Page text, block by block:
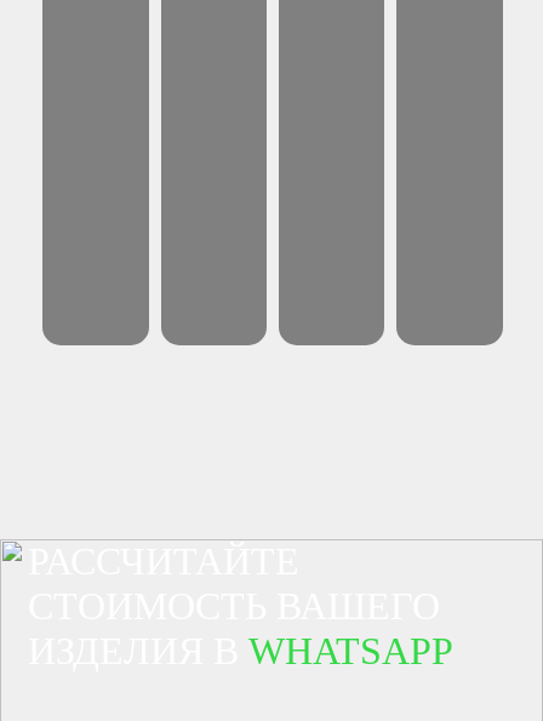
ИЗДЕЛИЯ ВWHATSAPP